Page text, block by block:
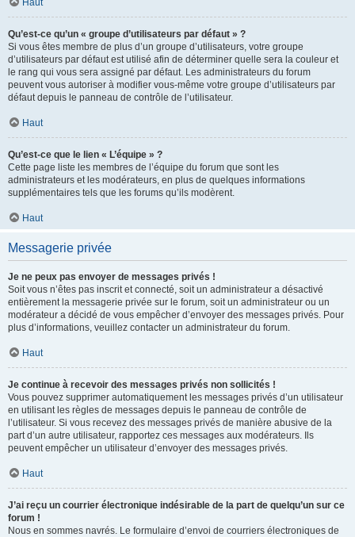
Haut
Qu’est-ce qu’un « groupe d’utilisateurs par défaut » ?
Si vous êtes membre de plus d’un groupe d’utilisateurs, votre groupe
d’utilisateurs par défaut est utilisé afin de déterminer quelle sera la couleur et
le rang qui vous sera assigné par défaut. Les administrateurs du forum
peuvent vous autoriser à modifier vous-même votre groupe d’utilisateurs par
défaut depuis le panneau de contrôle de l’utilisateur.
Haut
Qu’est-ce que le lien « L’équipe » ?
Cette page liste les membres de l’équipe du forum que sont les
administrateurs et les modérateurs, en plus de quelques informations
supplémentaires tels que les forums qu’ils modèrent.
Haut
Messagerie privée
Je ne peux pas envoyer de messages privés !
Soit vous n’êtes pas inscrit et connecté, soit un administrateur a désactivé
entièrement la messagerie privée sur le forum, soit un administrateur ou un
modérateur a décidé de vous empêcher d’envoyer des messages privés. Pour
plus d’informations, veuillez contacter un administrateur du forum.
Haut
Je continue à recevoir des messages privés non sollicités !
Vous pouvez supprimer automatiquement les messages privés d’un utilisateur
en utilisant les règles de messages depuis le panneau de contrôle de
l’utilisateur. Si vous recevez des messages privés de manière abusive de la
part d’un autre utilisateur, rapportez ces messages aux modérateurs. Ils
peuvent empêcher un utilisateur d’envoyer des messages privés.
Haut
J’ai reçu un courrier électronique indésirable de la part de quelqu’un sur ce
forum !
Nous en sommes navrés. Le formulaire d’envoi de courriers électroniques de